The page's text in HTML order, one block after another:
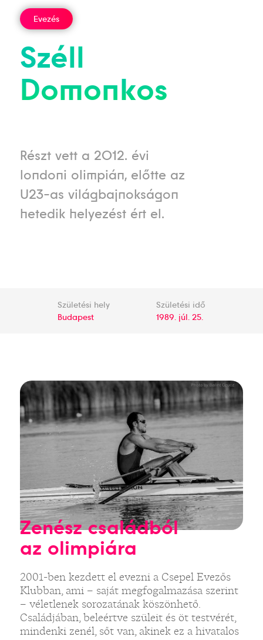
Evezés
Széll
Domonkos
Részt vett a 2012. évi
londoni olimpián, előtte az
U23-as világbajnokságon
hetedik helyezést ért el.
Születési hely
Budapest
Születési idő
1989. júl. 25.
Zenész családból
az olimpiára
2001-ben kezdett el evezni a Csepel Evezős
Klubban, ami – saját megfogalmazása szerint
– véletlenek sorozatának köszönhető.
Családjában, beleértve szüleit és öt testvérét,
mindenki zenél, sőt van, akinek ez a hivatalos